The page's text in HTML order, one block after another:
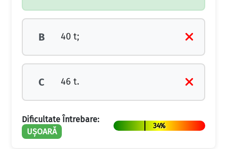
B 40 t;
C 46 t.
Dificultate Întrebare:
UȘOARĂ
34%